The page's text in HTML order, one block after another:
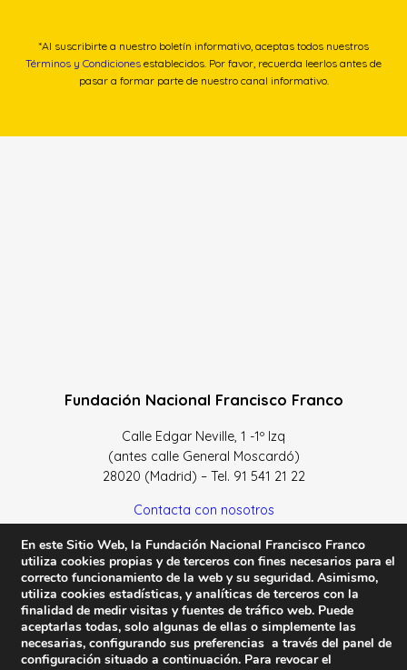
*Al suscribirte a nuestro boletín informativo, aceptas todos nuestros
Términos y Condiciones establecidos. Por favor, recuerda leerlos antes de
pasar a formar parte de nuestro canal informativo.
Fundación Nacional Francisco Franco
Calle Edgar Neville, 1 -1º Izq
(antes calle General Moscardó)
28020 (Madrid) – Tel. 91 541 21 22
Contacta con nosotros
Política de Privacidad y protección de datos–Sus datos
son seguros–Política de Cookies–Condiciones Generales
de uso
En este Sitio Web, la Fundación Nacional Francisco Franco
utiliza cookies propias y de terceros con fines necesarios para el
correcto funcionamiento de la web y su seguridad. Asimismo,
utiliza cookies estadísticas, y analíticas de terceros con la
finalidad de medir visitas y fuentes de tráfico web. Puede
aceptarlas todas, solo algunas de ellas o simplemente las
necesarias, configurando sus preferencias a través del panel de
configuración situado a continuación. Para revocar el